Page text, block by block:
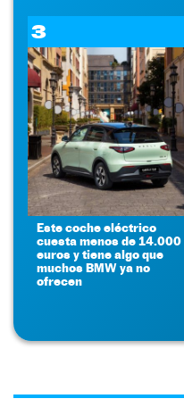
3
Este coche eléctrico
cuesta menos de 14.000
euros y tiene algo que
muchos BMW ya no
ofrecen